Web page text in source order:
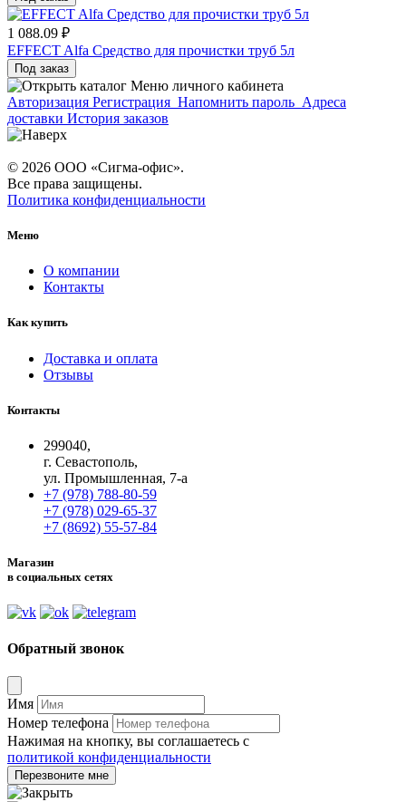
1 088.09 ₽
EFFECT Alfa Средство для прочистки труб 5л
Под заказ
Меню личного кабинета
Авторизация Регистрация Напомнить пароль Адреса
доставки История заказов
© 2026 ООО «Сигма-офис».
Все права защищены.
Политика конфиденциальности
Меню
О компании
Контакты
Как купить
Доставка и оплата
Отзывы
Контакты
299040,
г. Севастополь,
ул. Промышленная, 7-а
+7 (978) 788-80-59
+7 (978) 029-65-37
+7 (8692) 55-57-84
Магазин
в социальных сетях
Обратный звонок
Имя
Номер телефона
Нажимая на кнопку, вы соглашаетесь с
политикой конфиденциальности
Перезвоните мне